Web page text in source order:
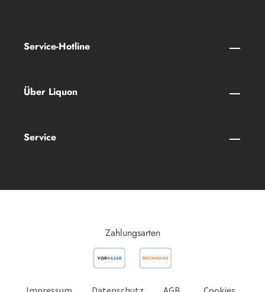
Service-Hotline
Über Liquon
Service
Zahlungsarten